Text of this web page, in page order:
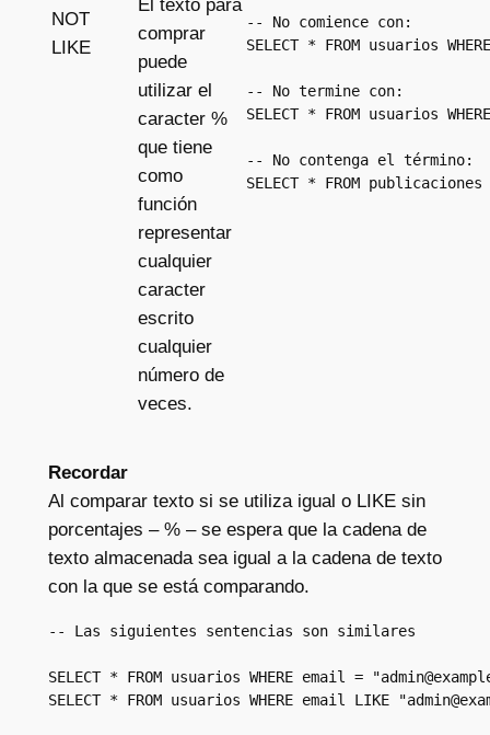
NOT
LIKE
El texto para
comprar
puede
utilizar el
caracter %
que tiene
como
función
representar
cualquier
caracter
escrito
cualquier
número de
veces.
-- No comience con:
SELECT * FROM usuarios
-- No termine con:
SELECT * FROM usuarios
-- No contenga el término:
SELECT * FROM publicaciones
Recordar
Al comparar texto si se utiliza igual o LIKE sin
porcentajes – % – se espera que la cadena de
texto almacenada sea igual a la cadena de texto
con la que se está comparando.
-- Las siguientes sentencias son similares
SELECT * FROM usuarios WHERE email = "
SELECT * FROM usuarios WHERE email LIKE "